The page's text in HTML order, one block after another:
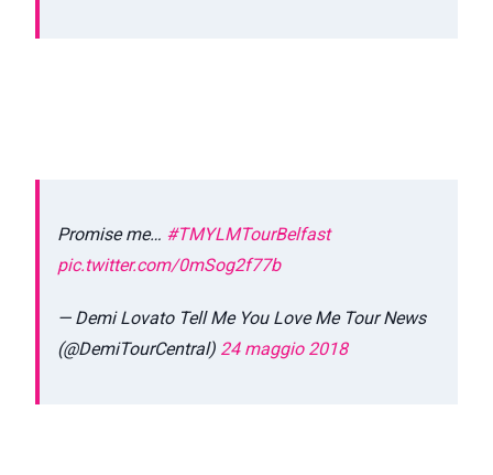
Promise me… #TMYLMTourBelfast
pic.twitter.com/0mSog2f77b
— Demi Lovato Tell Me You Love Me Tour News
(@DemiTourCentral) 24 maggio 2018